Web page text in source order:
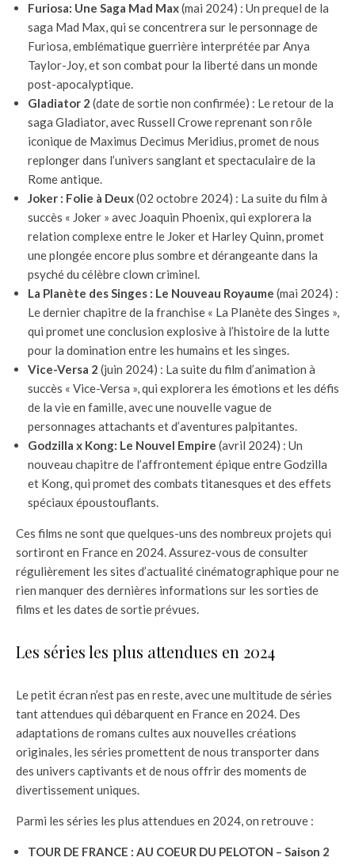
Furiosa: Une Saga Mad Max(mai 2024) : Un prequel de la
saga Mad Max, qui se concentrera sur le personnage de
Furiosa, emblématique guerrière interprétée par Anya
Taylor-Joy, et son combat pour la liberté dans un monde
post-apocalyptique.
Gladiator 2 (date de sortie non confirmée) : Le retour de la
saga Gladiator, avec Russell Crowe reprenant son rôle
iconique de Maximus Decimus Meridius, promet de nous
replonger dans l’univers sanglant et spectaculaire de la
Rome antique.
Joker : Folie à Deux(02 octobre 2024) : La suite du film à
succès « Joker » avec Joaquin Phoenix, qui explorera la
relation complexe entre le Joker et Harley Quinn, promet
une plongée encore plus sombre et dérangeante dans la
psyché du célèbre clown criminel.
La Planète des Singes : Le Nouveau Royaume (mai 2024) :
Le dernier chapitre de la franchise « La Planète des Singes »,
qui promet une conclusion explosive à l’histoire de la lutte
pour la domination entre les humains et les singes.
Vice-Versa 2 (juin 2024) : La suite du film d’animation à
succès « Vice-Versa », qui explorera les émotions et les défis
de la vie en famille, avec une nouvelle vague de
personnages attachants et d’aventures palpitantes.
Godzilla x Kong: Le Nouvel Empire (avril 2024) : Un
nouveau chapitre de l’affrontement épique entre Godzilla
et Kong, qui promet des combats titanesques et des effets
spéciaux époustouflants.
Ces films ne sont que quelques-uns des nombreux projets qui
sortiront en France en 2024. Assurez-vous de consulter
régulièrement les sites d’actualité cinématographique pour ne
rien manquer des dernières informations sur les sorties de
films et les dates de sortie prévues.
Les séries les plus attendues en 2024
Le petit écran n’est pas en reste, avec une multitude de séries
tant attendues qui débarquent en France en 2024. Des
adaptations de romans cultes aux nouvelles créations
originales, les séries promettent de nous transporter dans
des univers captivants et de nous offrir des moments de
divertissement uniques.
Parmi les séries les plus attendues en 2024, on retrouve :
TOUR DE FRANCE : AU COEUR DU PELOTON – Saison 2